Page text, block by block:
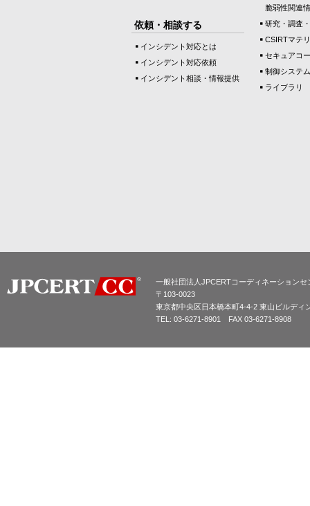
依頼・相談する
インシデント対応とは
インシデント対応依頼
インシデント相談・情報提供
脆弱性関連
研究・調査
CSIRTマテ
セキュアコ
制御システ
ライブラリ
一般社団法人JPCERTコーディネーションセ
〒103-0023
東京都中央区日本橋本町4-4-2 東山ビルディ
TEL: 03-6271-8901 FAX 03-6271-8908